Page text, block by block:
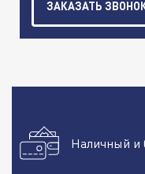
ЗАКАЗАТЬ
Наличный и